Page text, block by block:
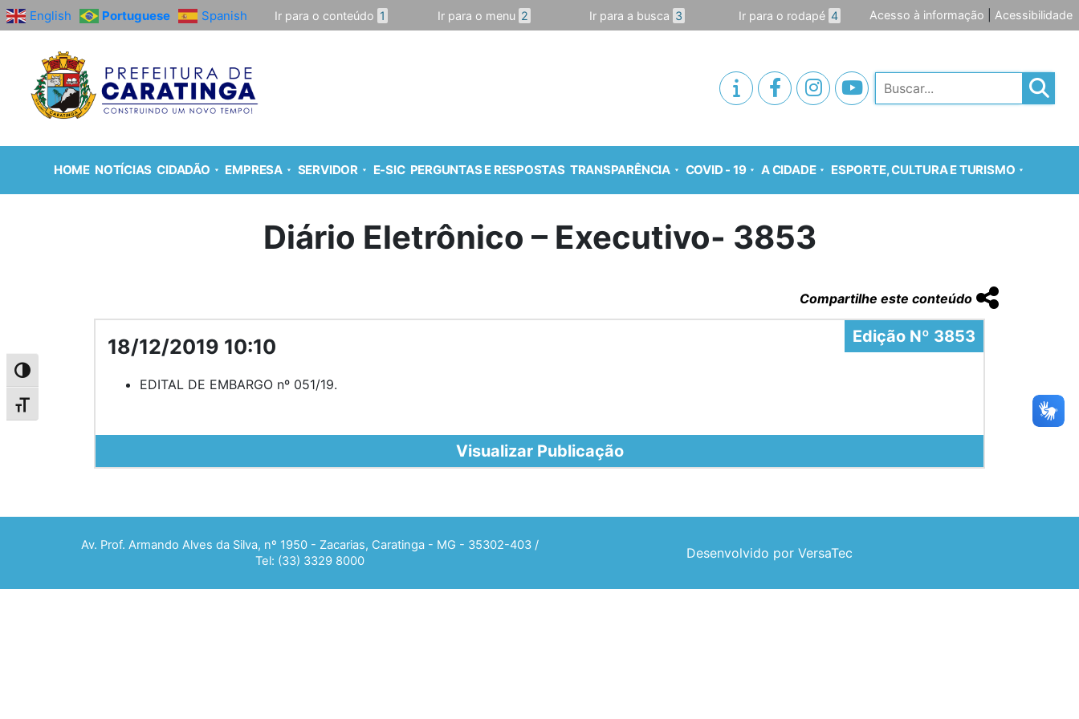
Alternar alto contraste
Alternar tamanho da fonte
English Portuguese Spanish Ir para o conteúdo 1 Ir para o menu 2 Ir para a busca 3 Ir para o rodapé 4 Acesso à informação Acessibilidade
Pesquisar
HOME NOTÍCIAS CIDADÃO EMPRESA SERVIDOR E-SIC PERGUNTAS E RESPOSTAS TRANSPARÊNCIA COVID - 19 A CIDADE ESPORTE, CULTURA E TURISMO
Diário Eletrônico – Executivo- 3853
Compartilhe este conteúdo
Edição Nº 3853
18/12/2019 10:10
EDITAL DE EMBARGO nº 051/19.
Visualizar Publicação
Av. Prof. Armando Alves da Silva, nº 1950 - Zacarias, Caratinga - MG - 35302-403 /
Tel: (33) 3329 8000
Desenvolvido por VersaTec